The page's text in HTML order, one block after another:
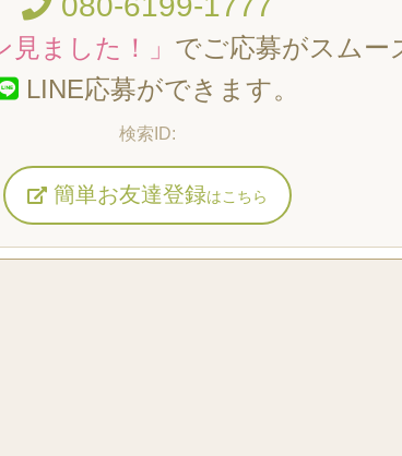
見ました！」 でご応募がスムー
LINE応募ができます。
簡単お友達登録はこちら